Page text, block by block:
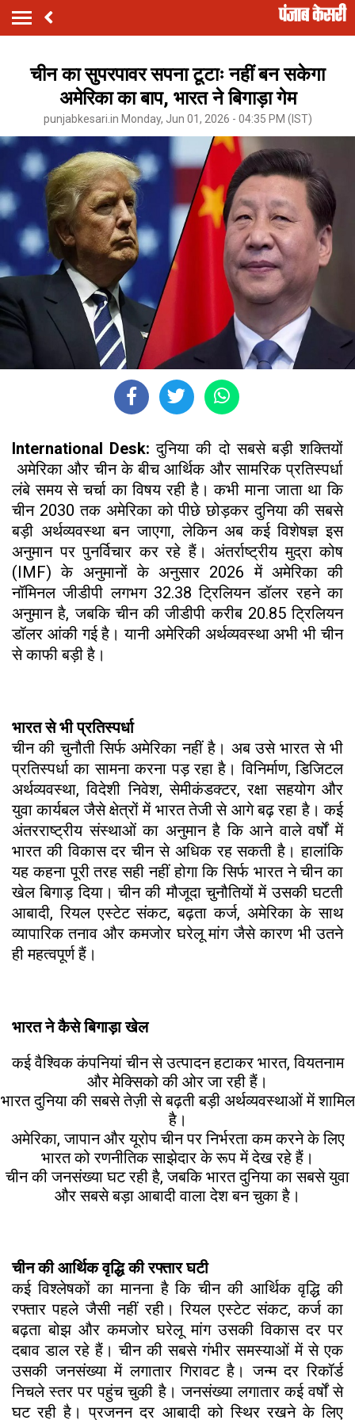
चीन का सुपरपावर सपना टूटाः नहीं बन सकेगा
अमेरिका का बाप, भारत ने बिगाड़ा गेम
punjabkesari.in Monday, Jun 01, 2026 - 04:35 PM (IST)
International Desk:दुनिया की दो सबसे बड़ी शक्तियों
अमेरिका और चीन के बीच आर्थिक और सामरिक प्रतिस्पर्धा
लंबे समय से चर्चा का विषय रही है। कभी माना जाता था कि
चीन 2030 तक अमेरिका को पीछे छोड़कर दुनिया की सबसे
बड़ी अर्थव्यवस्था बन जाएगा, लेकिन अब कई विशेषज्ञ इस
अनुमान पर पुनर्विचार कर रहे हैं। अंतर्राष्ट्रीय मुद्रा कोष
(IMF) के अनुमानों के अनुसार 2026 में अमेरिका की
नॉमिनल जीडीपी लगभग 32.38 ट्रिलियन डॉलर रहने का
अनुमान है, जबकि चीन की जीडीपी करीब 20.85 ट्रिलियन
डॉलर आंकी गई है। यानी अमेरिकी अर्थव्यवस्था अभी भी चीन
से काफी बड़ी है।
भारत से भी प्रतिस्पर्धा
चीन की चुनौती सिर्फ अमेरिका नहीं है। अब उसे भारत से भी
प्रतिस्पर्धा का सामना करना पड़ रहा है। विनिर्माण, डिजिटल
अर्थव्यवस्था, विदेशी निवेश, सेमीकंडक्टर, रक्षा सहयोग और
युवा कार्यबल जैसे क्षेत्रों में भारत तेजी से आगे बढ़ रहा है। कई
अंतरराष्ट्रीय संस्थाओं का अनुमान है कि आने वाले वर्षों में
भारत की विकास दर चीन से अधिक रह सकती है। हालांकि
यह कहना पूरी तरह सही नहीं होगा कि सिर्फ भारत ने चीन का
खेल बिगाड़ दिया। चीन की मौजूदा चुनौतियों में उसकी घटती
आबादी, रियल एस्टेट संकट, बढ़ता कर्ज, अमेरिका के साथ
व्यापारिक तनाव और कमजोर घरेलू मांग जैसे कारण भी उतने
ही महत्वपूर्ण हैं।
भारत ने कैसे बिगाड़ा खेल
कई वैश्विक कंपनियां चीन से उत्पादन हटाकर भारत, वियतनाम
और मेक्सिको की ओर जा रही हैं।
भारत दुनिया की सबसे तेज़ी से बढ़ती बड़ी अर्थव्यवस्थाओं में शामिल
है।
अमेरिका, जापान और यूरोप चीन पर निर्भरता कम करने के लिए
भारत को रणनीतिक साझेदार के रूप में देख रहे हैं।
चीन की जनसंख्या घट रही है, जबकि भारत दुनिया का सबसे युवा
और सबसे बड़ा आबादी वाला देश बन चुका है।
चीन की आर्थिक वृद्धि की रफ्तार घटी
कई विश्लेषकों का मानना है कि चीन की आर्थिक वृद्धि की
रफ्तार पहले जैसी नहीं रही। रियल एस्टेट संकट, कर्ज का
बढ़ता बोझ और कमजोर घरेलू मांग उसकी विकास दर पर
दबाव डाल रहे हैं। चीन की सबसे गंभीर समस्याओं में से एक
उसकी जनसंख्या में लगातार गिरावट है। जन्म दर रिकॉर्ड
निचले स्तर पर पहुंच चुकी है। जनसंख्या लगातार कई वर्षों से
घट रही है। प्रजनन दर आबादी को स्थिर रखने के लिए